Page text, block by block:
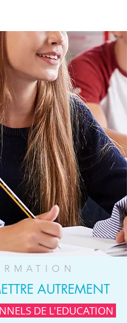
AUTREMENT
DE L'EDUCATION